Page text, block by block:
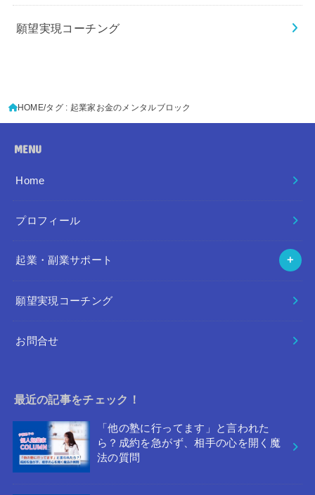
願望実現コーチング
HOME タグ : 起業家お金のメンタルブロック
MENU
Home
プロフィール
起業・副業サポート
願望実現コーチング
お問合せ
最近の記事をチェック！
「他の塾に行ってます」と言われた
ら？成約を急がず、相手の心を開く魔
法の質問